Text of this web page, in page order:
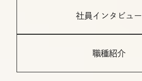
社員インタビュー
職種紹介